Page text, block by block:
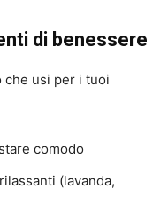
di benessere
che usi per i tuoi
comodo
(lavanda,